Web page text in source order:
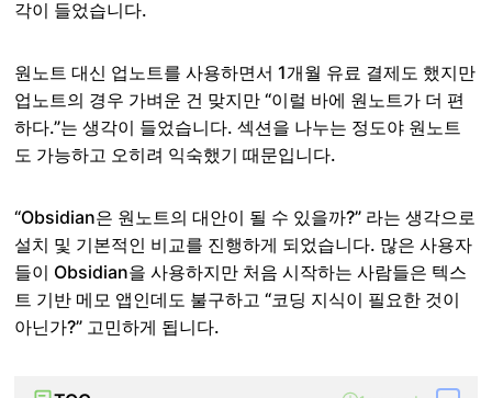
각이 들었습니다.
원노트 대신 업노트를 사용하면서 1개월 유료 결제도 했지만
업노트의 경우 가벼운 건 맞지만 “이럴 바에 원노트가 더 편
하다.”는 생각이 들었습니다. 섹션을 나누는 정도야 원노트
도 가능하고 오히려 익숙했기 때문입니다.
“Obsidian은 원노트의 대안이 될 수 있을까?” 라는 생각으로
설치 및 기본적인 비교를 진행하게 되었습니다. 많은 사용자
들이 Obsidian을 사용하지만 처음 시작하는 사람들은 텍스
트 기반 메모 앱인데도 불구하고 “코딩 지식이 필요한 것이
아닌가?” 고민하게 됩니다.